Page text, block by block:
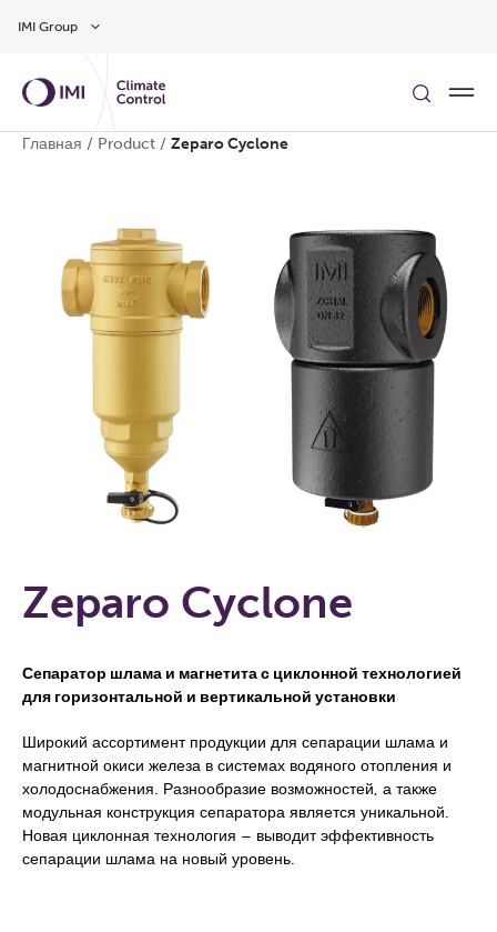
IMI Group
Главная / Product / Zeparo Cyclone
Zeparo Cyclone
Сепаратор шлама и магнетита с циклонной технологией
для горизонтальной и вертикальной установки
Широкий ассортимент продукции для сепарации шлама и
магнитной окиси железа в системах водяного отопления и
холодоснабжения. Разнообразие возможностей, а также
модульная конструкция сепаратора является уникальной.
Новая циклонная технология – выводит эффективность
сепарации шлама на новый уровень.